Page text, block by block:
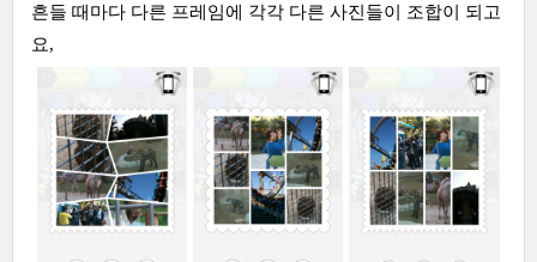
흔들 때마다 다른 프레임에 각각 다른 사진들이 조합이 되고
요,